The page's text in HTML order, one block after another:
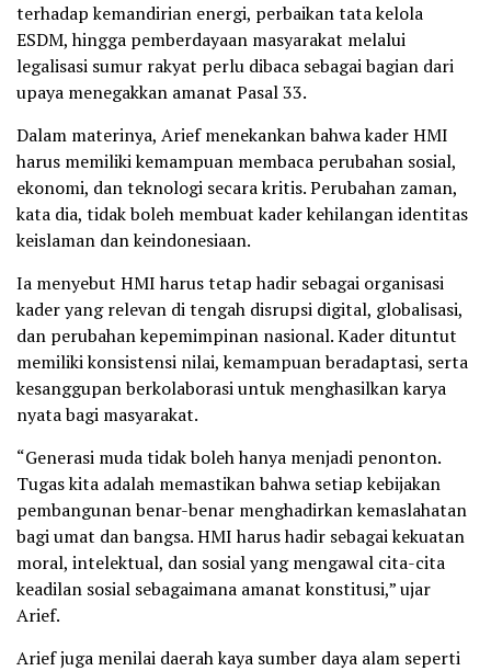
terhadap kemandirian energi, perbaikan tata kelola
ESDM, hingga pemberdayaan masyarakat melalui
legalisasi sumur rakyat perlu dibaca sebagai bagian dari
upaya menegakkan amanat Pasal 33.
Dalam materinya, Arief menekankan bahwa kader HMI
harus memiliki kemampuan membaca perubahan sosial,
ekonomi, dan teknologi secara kritis. Perubahan zaman,
kata dia, tidak boleh membuat kader kehilangan identitas
keislaman dan keindonesiaan.
Ia menyebut HMI harus tetap hadir sebagai organisasi
kader yang relevan di tengah disrupsi digital, globalisasi,
dan perubahan kepemimpinan nasional. Kader dituntut
memiliki konsistensi nilai, kemampuan beradaptasi, serta
kesanggupan berkolaborasi untuk menghasilkan karya
nyata bagi masyarakat.
“Generasi muda tidak boleh hanya menjadi penonton.
Tugas kita adalah memastikan bahwa setiap kebijakan
pembangunan benar-benar menghadirkan kemaslahatan
bagi umat dan bangsa. HMI harus hadir sebagai kekuatan
moral, intelektual, dan sosial yang mengawal cita-cita
keadilan sosial sebagaimana amanat konstitusi,” ujar
Arief.
Arief juga menilai daerah kaya sumber daya alam seperti